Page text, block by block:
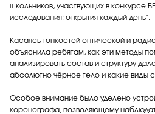
школьников, участвующих в конкурсе
исследования: открытия каждый день".
Касаясь тонкостей оптической и
объяснила ребятам, как эти методы
анализировать состав и структуру
абсолютно чёрное тело и какие виды
Особое внимание было уделено
коронографа, позволяющему